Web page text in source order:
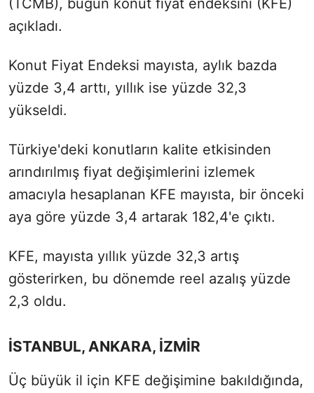
açıkladı.
Konut Fiyat Endeksi mayısta, aylık bazda
yüzde 3,4 arttı, yıllık ise yüzde 32,3
yükseldi.
Türkiye'deki konutların kalite etkisinden
arındırılmış fiyat değişimlerini izlemek
amacıyla hesaplanan KFE mayısta, bir önceki
aya göre yüzde 3,4 artarak 182,4'e çıktı.
KFE, mayısta yıllık yüzde 32,3 artış
gösterirken, bu dönemde reel azalış yüzde
2,3 oldu.
İSTANBUL, ANKARA, İZMİR
Üç büyük il için KFE değişimine bakıldığında,